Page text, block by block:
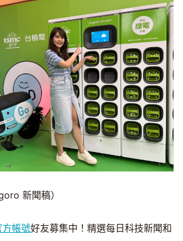
新聞稿）
帳號好友募集中！精選每日科技新聞和